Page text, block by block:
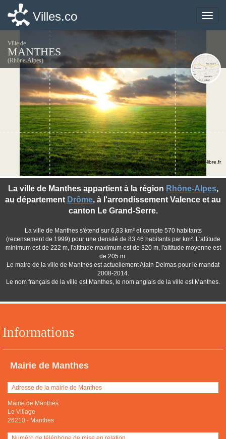
Toggle
Villes.co
Ville de
MANTHES
(Rhône-Alpes)
Informations
Mairie de Manthes
Adresse de la mairie de Manthes
Mairie de Manthes
Le Village
26210 - Manthes
La ville de Manthes appartient à la région Rhône-Alpes,
au département Drôme, à l'arrondissement Valence et au
canton Le Grand-Serre.
La ville de Manthes s'étend sur 6,83 km² et compte 570 habitants
(recensement de 1999) pour une densité de 83,46 habitants par km². L'altitude
minimum est de 222 m, l'altitude maximum est de 320 m, l'altitude moyenne est
de 205 m.
Le maire de la ville de Manthes est actuellement Alain Delmas pour le mandat
2008-2014.
Le nom français de la ville est Manthes, le nom anglais de la ville est Manthes.
©photo-libre.fr
Toggle
Villes.co